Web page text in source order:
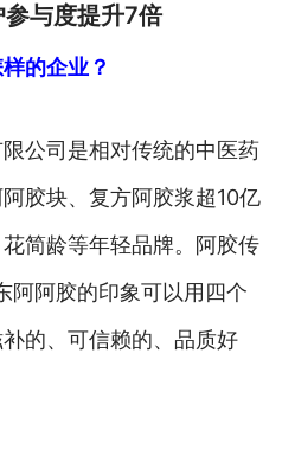
与度提升7倍
的企业？
公司是相对传统的中医药
胶块、复方阿胶浆超10亿
简龄等年轻品牌。阿胶传
阿阿胶的印象可以用四个
的、可信赖的、品质好